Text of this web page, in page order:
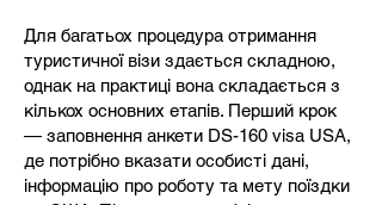
Для багатьох процедура отримання
туристичної візи здається складною,
однак на практиці вона складається з
кількох основних етапів. Перший крок
— заповнення анкети DS-160 visa USA,
де потрібно вказати особисті дані,
інформацію про роботу та мету поїздки